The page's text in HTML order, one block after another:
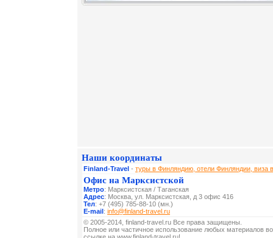
Наши координаты
Finland-Travel - туры в Финляндию, отели Финляндии, виза
Офис на Марксистской
Метро: Марксистская / Таганская
Адрес: Москва, ул. Марксистская, д 3 офис 416
Тел: +7 (495) 785-88-10 (мн.)
E-mail: info@finland-travel.ru
© 2005-2014, finland-travel.ru Все права защищены.
Полное или частичное использование любых материалов